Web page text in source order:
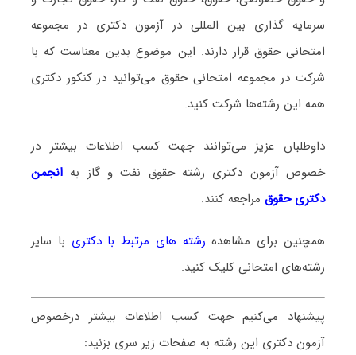
سرمایه گذاری بین المللی در آزمون دکتری در مجموعه
امتحانی حقوق قرار دارند. این موضوع بدین معناست که با
شرکت در مجموعه امتحانی حقوق می‌توانید در کنکور دکتری
همه این رشته‌ها شرکت کنید.
داوطلبان عزیز می‌توانند جهت کسب اطلاعات بیشتر در
خصوص آزمون دکتری رشته حقوق نفت و گاز بهانجمن
دکتری حقوق مراجعه کنند.
همچنین برای مشاهده رشته های مرتبط با دکتری با سایر
رشته‌های امتحانی کلیک کنید.
پیشنهاد می‌کنیم جهت کسب اطلاعات بیشتر درخصوص
آزمون دکتری این رشته به صفحات زیر سری بزنید: